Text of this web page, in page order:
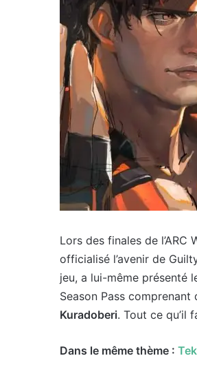
Lors des finales de
officialisé l’avenir de
jeu, a lui-même présenté
Season Pass comprenant
Kuradoberi. Tout ce qu’il
Dans le même thème :